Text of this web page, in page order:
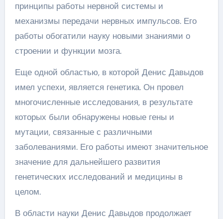
принципы работы нервной системы и
механизмы передачи нервных импульсов. Его
работы обогатили науку новыми знаниями о
строении и функции мозга.
Еще одной областью, в которой Денис Давыдов
имел успехи, является генетика. Он провел
многочисленные исследования, в результате
которых были обнаружены новые гены и
мутации, связанные с различными
заболеваниями. Его работы имеют значительное
значение для дальнейшего развития
генетических исследований и медицины в
целом.
В области науки Денис Давыдов продолжает